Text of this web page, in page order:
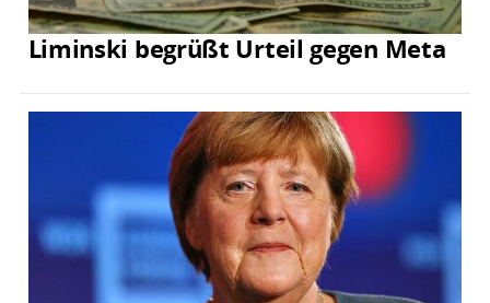
Liminski begrüßt Urteil gegen Meta